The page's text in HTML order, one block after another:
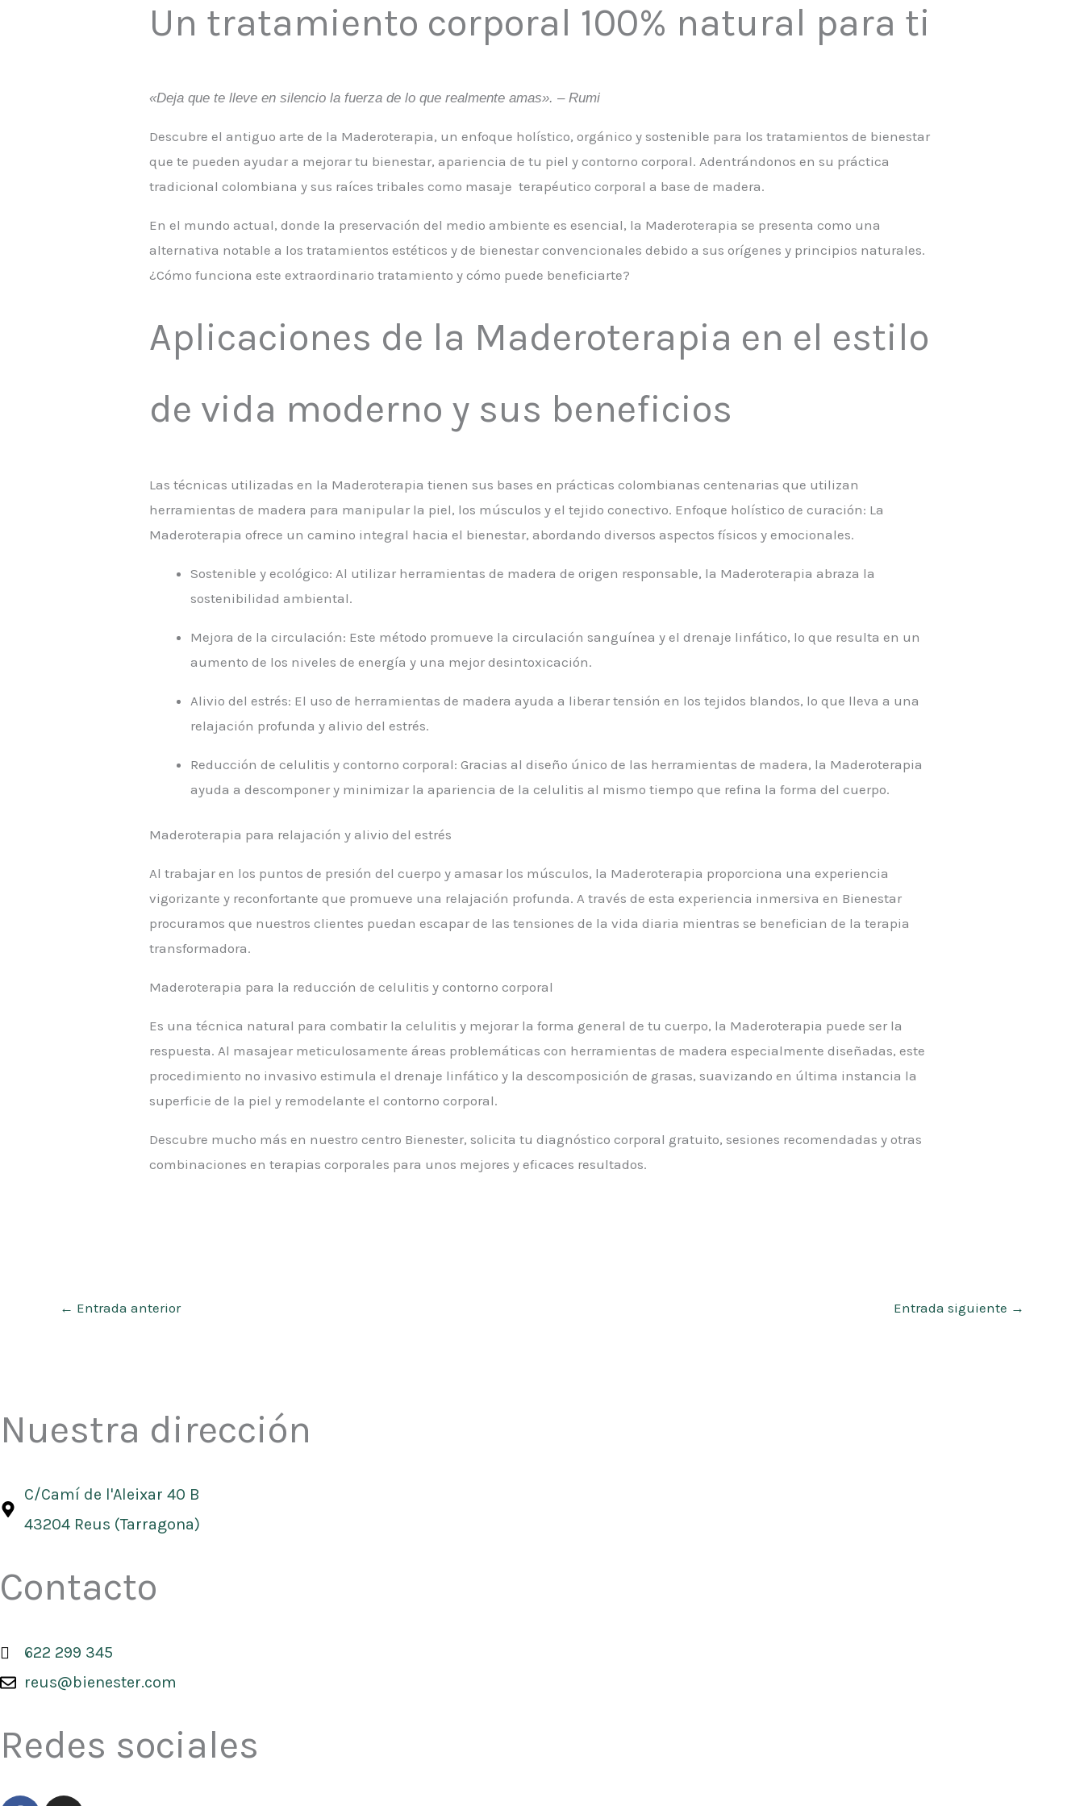
Un tratamiento corporal 100% natural para ti
«Deja que te lleve en silencio la fuerza de lo que realmente amas». – Rumi
Descubre el antiguo arte de la Maderoterapia, un enfoque holístico, orgánico y sostenible para los tratamientos de bienestar
que te pueden ayudar a mejorar tu bienestar, apariencia de tu piel y contorno corporal. Adentrándonos en su práctica
tradicional colombiana y sus raíces tribales como masaje terapéutico corporal a base de madera.
En el mundo actual, donde la preservación del medio ambiente es esencial, la Maderoterapia se presenta como una
alternativa notable a los tratamientos estéticos y de bienestar convencionales debido a sus orígenes y principios naturales.
¿Cómo funciona este extraordinario tratamiento y cómo puede beneficiarte?
Aplicaciones de la Maderoterapia en el estilo
de vida moderno y sus beneficios
Las técnicas utilizadas en la Maderoterapia tienen sus bases en prácticas colombianas centenarias que utilizan
herramientas de madera para manipular la piel, los músculos y el tejido conectivo. Enfoque holístico de curación: La
Maderoterapia ofrece un camino integral hacia el bienestar, abordando diversos aspectos físicos y emocionales.
Sostenible y ecológico: Al utilizar herramientas de madera de origen responsable, la Maderoterapia abraza la
sostenibilidad ambiental.
Mejora de la circulación: Este método promueve la circulación sanguínea y el drenaje linfático, lo que resulta en un
aumento de los niveles de energía y una mejor desintoxicación.
Alivio del estrés: El uso de herramientas de madera ayuda a liberar tensión en los tejidos blandos, lo que lleva a una
relajación profunda y alivio del estrés.
Reducción de celulitis y contorno corporal: Gracias al diseño único de las herramientas de madera, la Maderoterapia
ayuda a descomponer y minimizar la apariencia de la celulitis al mismo tiempo que refina la forma del cuerpo.
Maderoterapia para relajación y alivio del estrés
Al trabajar en los puntos de presión del cuerpo y amasar los músculos, la Maderoterapia proporciona una experiencia
vigorizante y reconfortante que promueve una relajación profunda. A través de esta experiencia inmersiva en Bienestar
procuramos que nuestros clientes puedan escapar de las tensiones de la vida diaria mientras se benefician de la terapia
transformadora.
Maderoterapia para la reducción de celulitis y contorno corporal
Es una técnica natural para combatir la celulitis y mejorar la forma general de tu cuerpo, la Maderoterapia puede ser la
respuesta. Al masajear meticulosamente áreas problemáticas con herramientas de madera especialmente diseñadas, este
procedimiento no invasivo estimula el drenaje linfático y la descomposición de grasas, suavizando en última instancia la
superficie de la piel y remodelante el contorno corporal.
Descubre mucho más en nuestro centro Bienester, solicita tu diagnóstico corporal gratuito, sesiones recomendadas y otras
combinaciones en terapias corporales para unos mejores y eficaces resultados.
← Entrada anterior Entrada siguiente →
Nuestra dirección
C/Camí de l'Aleixar 40 B
43204 Reus (Tarragona)
Contacto
622 299 345
reus@bienester.com
Redes sociales